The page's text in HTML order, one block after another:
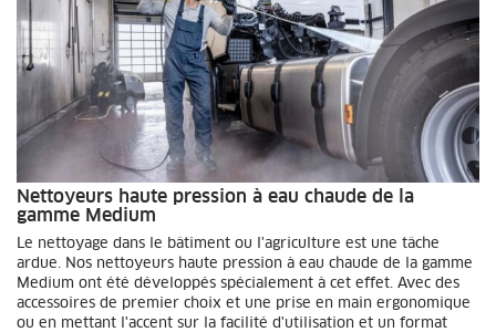
Nettoyeurs haute pression à eau chaude de la
gamme Medium
Le nettoyage dans le bâtiment ou l'agriculture est une tâche
ardue. Nos nettoyeurs haute pression à eau chaude de la gamme
Medium ont été développés spécialement à cet effet. Avec des
accessoires de premier choix et une prise en main ergonomique
ou en mettant l'accent sur la facilité d'utilisation et un format